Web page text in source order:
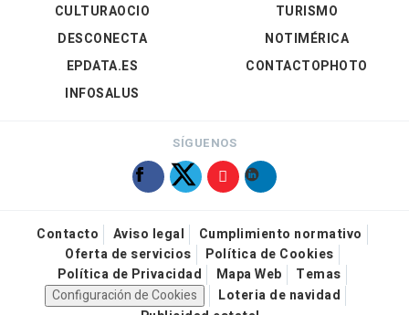
CULTURAOCIO
DESCONECTA
EPDATA.ES
INFOSALUS
TURISMO
NOTIMÉRICA
CONTACTOPHOTO
SÍGUENOS
Contacto Aviso legal
Cumplimiento normativo
Oferta de servicios
Política de Cookies
Política de Privacidad
Mapa Web
Temas
Configuración de Cookies
Loteria de navidad